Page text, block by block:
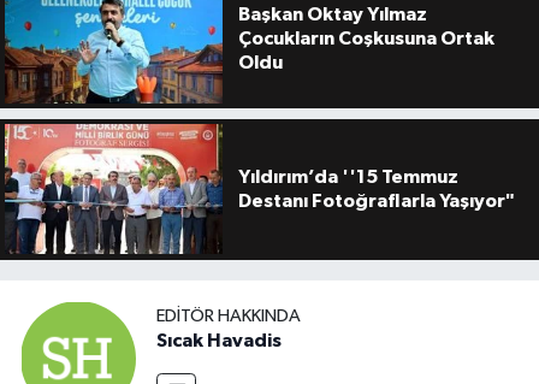
Başkan Oktay Yılmaz
Çocukların Coşkusuna Ortak
Oldu
Yıldırım’da ''15 Temmuz
Destanı Fotoğraflarla Yaşıyor"
EDITÖR HAKKINDA
Sıcak Havadis